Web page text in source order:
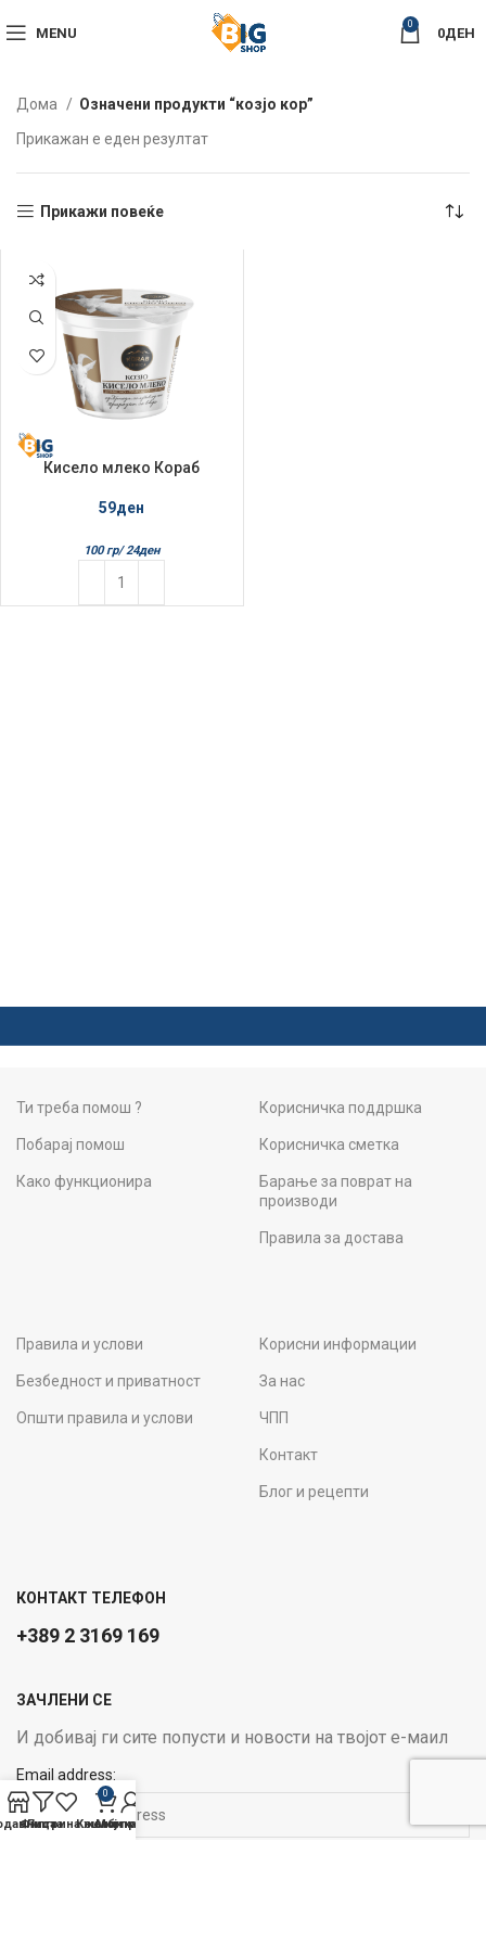
MENU
0
0ДЕН
Дома
Означени продукти “козјо кор”
Прикажан е еден резултат
Прикажи повеќе
Кисело млеко Кораб
59ден
100 гр/ 24ден
Ти треба помош ?
Побарај помош
Како функционира
Корисничка поддршка
Корисничка сметка
Барање за поврат на
производи
Правила за достава
Правила и услови
Безбедност и приватност
Општи правила и услови
Корисни информации
За нас
ЧПП
Контакт
Блог и рецепти
КОНТАКТ ТЕЛЕФОН
+389 2 3169 169
ЗАЧЛЕНИ СЕ
И добивај ги сите попусти и новости на твојот е-маил
Email address:
Филтри
Листа на желби
0
Кошничка
Мој профил